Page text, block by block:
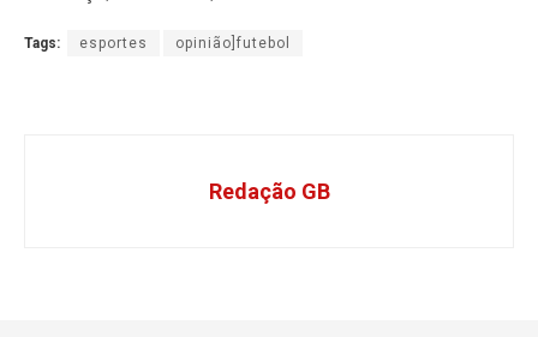
Tags: esportes opinião]futebol
Redação GB